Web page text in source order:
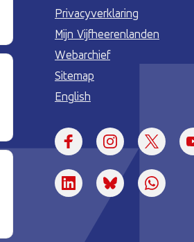
Privacyverklaring
Mijn Vijfheerenlanden
Webarchief
Sitemap
English